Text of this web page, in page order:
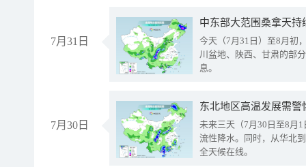
7月31日
中东部大范围桑拿天
今天（7月31日）至8月初
川盆地、陕西、甘肃的部
息。
7月30日
东北地区高温发展需
未来三天（7月30日至8月
流性降水。同时，从华北
全天候在线。